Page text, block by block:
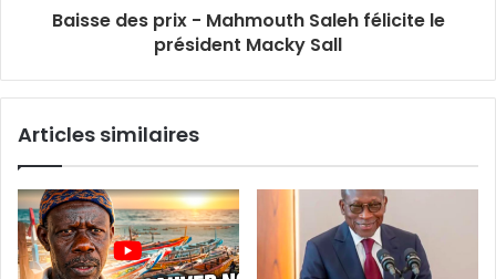
Baisse des prix - Mahmouth Saleh félicite le
président Macky Sall
Articles similaires